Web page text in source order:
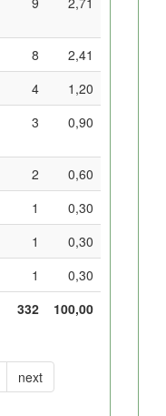
8
2,41
4
1,20
3 0,90
2
0,60
1
0,30
1
0,30
1
0,30
332
100,00
next